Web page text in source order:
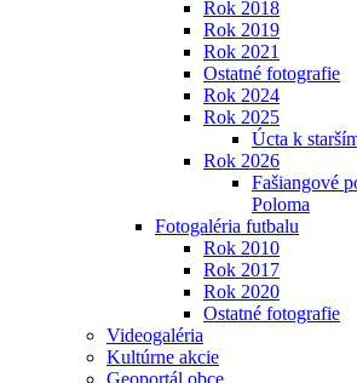
Rok 2018
Rok 2019
Rok 2021
Ostatné fotografie
Rok 2024
Rok 2025
Úcta k
Rok 2026
Fašiangové
Poloma
Fotogaléria futbalu
Rok 2010
Rok 2017
Rok 2020
Ostatné fotografie
Videogaléria
Kultúrne akcie
Geoportál obce